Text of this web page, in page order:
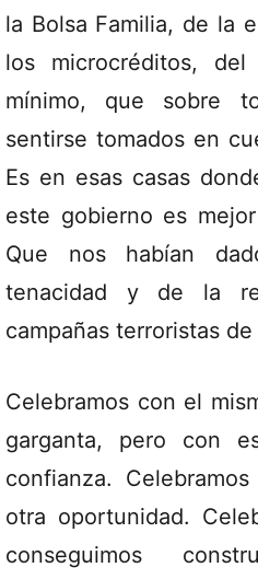
la Bolsa Familia, de la
los microcréditos,
mínimo, que sobre
sentirse tomados en
Es en esas casas
este gobierno es
Que nos habían
tenacidad y de la
campañas terroristas
Celebramos con el
garganta, pero con
confianza.
otra oportunidad.
conseguimos